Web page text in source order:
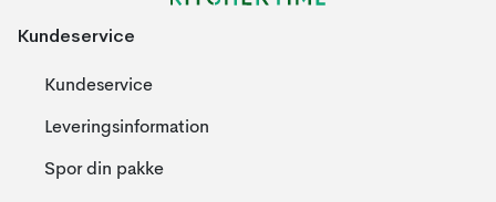
Kundeservice
Kundeservice
Leveringsinformation
Spor din pakke